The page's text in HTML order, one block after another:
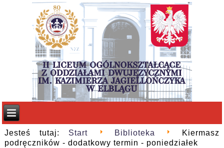
Jesteś tutaj: Start Biblioteka
Kiermasz
podręczników - dodatkowy termin - poniedziałek